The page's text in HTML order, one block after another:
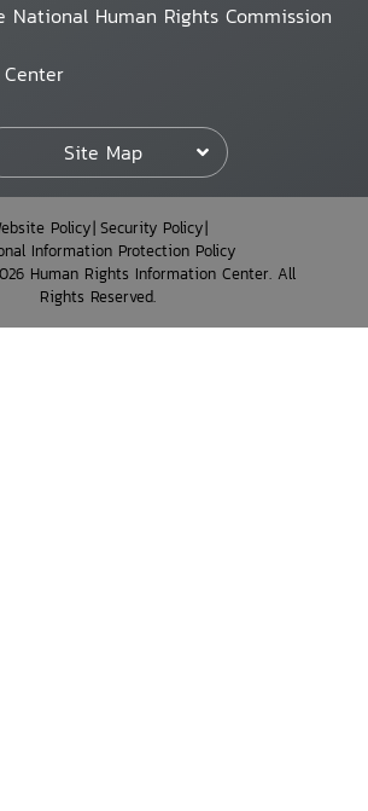
National Human Rights Commission
Site Map
Policy Security Policy
Information Protection Policy
Human Rights Information Center. All
Rights Reserved.